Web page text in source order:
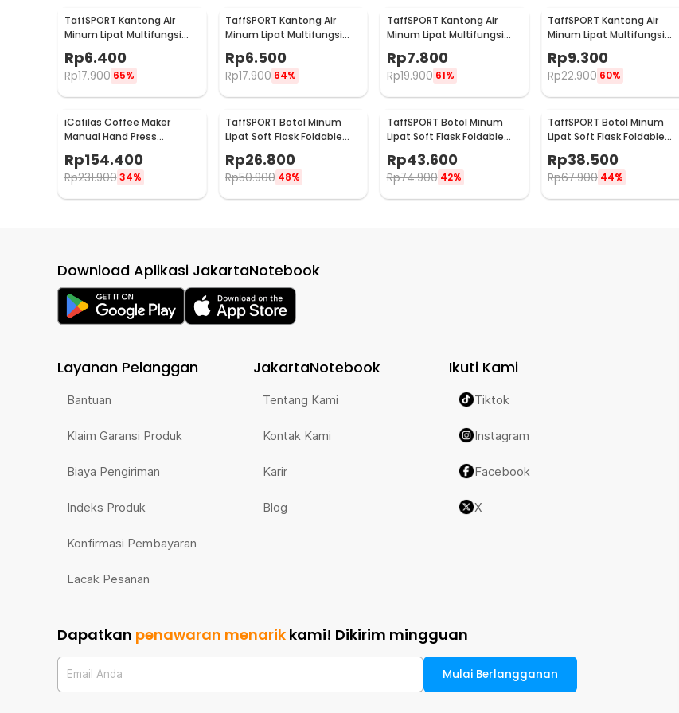
TaffSPORT Kantong Air
Minum Lipat Multifungsi
Portable Water Bag 1L - SD-
5
Rp6.400
Rp17.900 65%
TaffSPORT Kantong Air
Minum Lipat Multifungsi
Portable Water Bag 1.5L -
SD-5
Rp6.500
Rp17.900 64%
TaffSPORT Kantong Air
Minum Lipat Multifungsi
Portable Water Bag 2.5L -
SD-5
Rp7.800
Rp19.900 61%
TaffSPORT Kantong Air
Minum Lipat Multifungsi
Portable Water Bag 3L -
SD-5
Rp9.300
Rp22.900 60%
iCafilas Coffee Maker
Manual Hand Press
Rp154.400
Rp231.900 34%
TaffSPORT Botol Minum
Lipat Soft Flask Foldable
Water Bottle TPU 150ml -
TFB-10
Rp26.800
Rp50.900 48%
TaffSPORT Botol Minum
Lipat Soft Flask Foldable
Water Bottle TPU 500ml -
TFB-50
Rp43.600
Rp74.900 42%
TaffSPORT Botol Minum
Lipat Soft Flask Foldable
Water Bottle Sport TPU
500ml - TF-25
Rp38.500
Rp67.900 44%
Download Aplikasi JakartaNotebook
Layanan Pelanggan
Bantuan
Klaim Garansi Produk
Biaya Pengiriman
Indeks Produk
Konfirmasi Pembayaran
Lacak Pesanan
JakartaNotebook
Tentang Kami
Kontak Kami
Karir
Blog
Ikuti Kami
Tiktok
Instagram
Facebook
X
Dapatkan penawaran menarik kami! Dikirim mingguan
Email Anda Mulai Berlangganan